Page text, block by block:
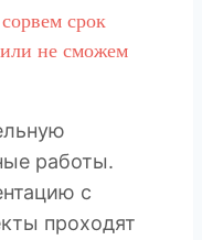
срок
не сможем
работы.
с
проходят